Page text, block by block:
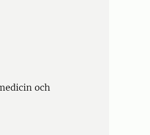
och